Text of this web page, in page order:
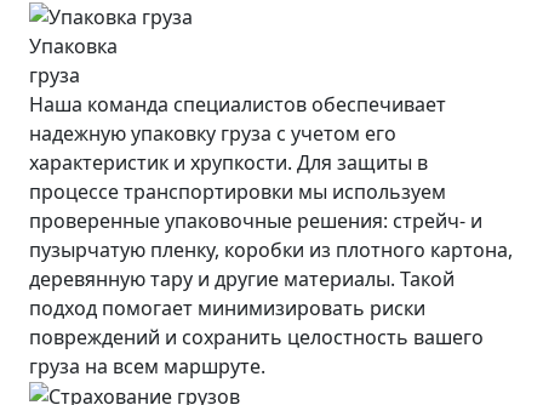
Упаковка
груза
Наша команда специалистов обеспечивает
надежную упаковку груза с учетом его
характеристик и хрупкости. Для защиты в
процессе транспортировки мы используем
проверенные упаковочные решения: стрейч- и
пузырчатую пленку, коробки из плотного картона,
деревянную тару и другие материалы. Такой
подход помогает минимизировать риски
повреждений и сохранить целостность вашего
груза на всем маршруте.